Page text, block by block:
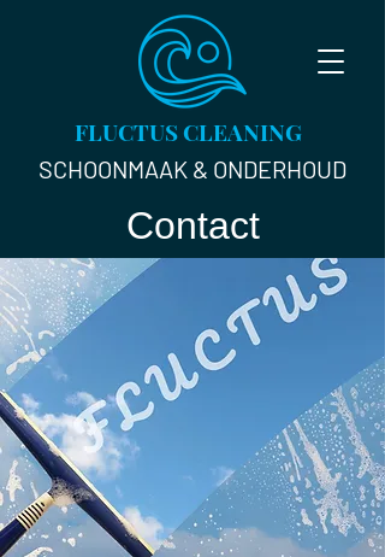
FLUCTUS CLEANING
SCHOONMAAK & ONDERHOUD
Contact